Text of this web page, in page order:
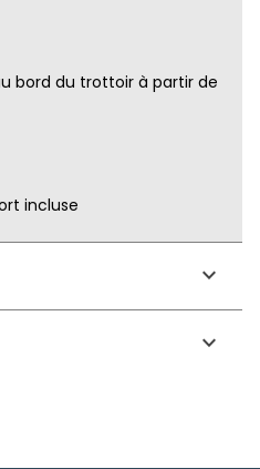
bord du trottoir à partir de
incluse
keyboard_arrow_down
keyboard_arrow_down